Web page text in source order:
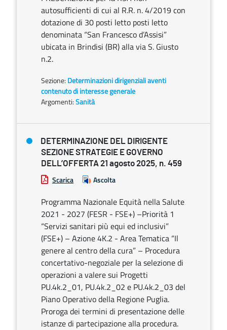
autosufficienti di cui al R.R. n. 4/2019 con
dotazione di 30 posti letto posti letto
denominata “San Francesco d’Assisi”
ubicata in Brindisi (BR) alla via S. Giusto
n.2.
Sezione: Determinazioni dirigenziali aventi
contenuto di interesse generale
Argomenti:Sanità
DETERMINAZIONE DEL DIRIGENTE
SEZIONE STRATEGIE E GOVERNO
DELL’OFFERTA 21 agosto 2025, n. 459
Scarica Ascolta
Programma Nazionale Equità nella Salute
2021 - 2027 (FESR - FSE+) –Priorità 1
“Servizi sanitari più equi ed inclusivi”
(FSE+) – Azione 4K.2 - Area Tematica “Il
genere al centro della cura” – Procedura
concertativo-negoziale per la selezione di
operazioni a valere sui Progetti
PU.4k.2_01, PU.4k.2_02 e PU.4k.2_03 del
Piano Operativo della Regione Puglia.
Proroga dei termini di presentazione delle
istanze di partecipazione alla procedura.